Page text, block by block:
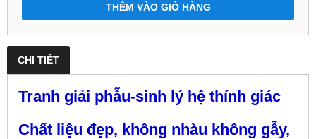
THÊM VÀO GIỎ HÀNG
CHI TIẾT
Tranh giải phẫu-sinh lý hệ thính giác
Chất liệu đẹp, không nhàu không gẫy,